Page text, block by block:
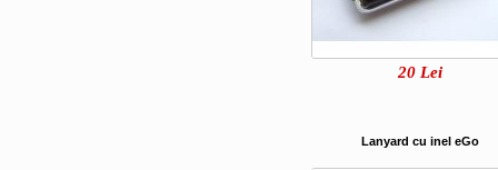
20 Lei
Lanyard cu inel eGo